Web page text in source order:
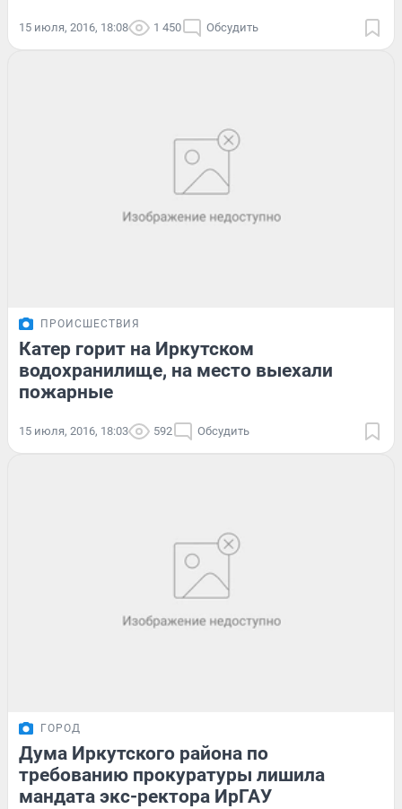
15 июля, 2016, 18:08 1 450 Обсудить
ПРОИСШЕСТВИЯ
Катер горит на Иркутском
водохранилище, на место выехали
пожарные
15 июля, 2016, 18:03 592 Обсудить
ГОРОД
Дума Иркутского района по
требованию прокуратуры лишила
мандата экс-ректора ИрГАУ